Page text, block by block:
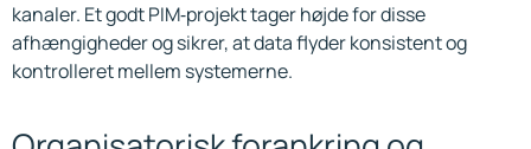
kanaler. Et godt PIM‑projekt tager højde for disse
afhængigheder og sikrer, at data flyder konsistent og
kontrolleret mellem systemerne.